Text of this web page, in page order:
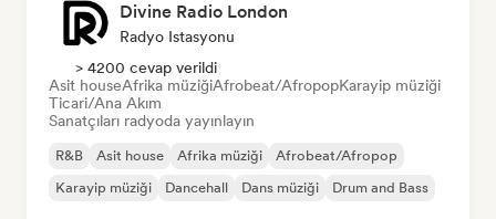
Divine Radio London
Radyo Istasyonu
> 4200 cevap verildi
Asit houseAfrika müziğiAfrobeat/AfropopKarayip müziği
Ticari/Ana Akım
Sanatçıları radyoda yayınlayın
R&B Asit house Afrika müziği
Afrobeat/Afropop
Karayip müziği
Dancehall Dans müziği Drum and Bass